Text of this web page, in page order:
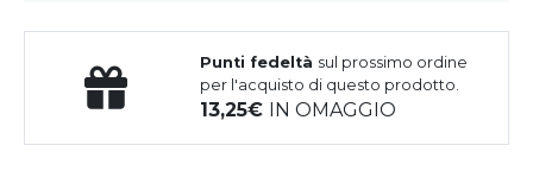
Punti fedeltà sul prossimo ordine
per l'acquisto di questo prodotto.
13,25 IN OMAGGIO